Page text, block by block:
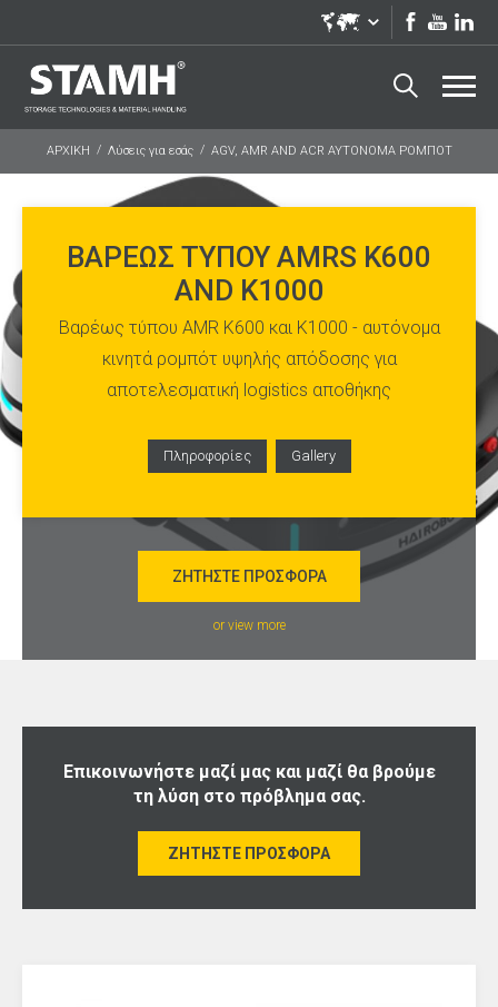
ΑΡΧΙΚΗ Λύσεις για εσάς AGV, AMR AND ACR ΑΥΤΟΝΟΜΑ ΡΟΜΠΟΤ
ΒΑΡΈΩΣ ΤΎΠΟΥ AMRS K600
AND K1000
Βαρέως τύπου AMR K600 και K1000 - αυτόνομα
κινητά ρομπότ υψηλής απόδοσης για
αποτελεσματική logistics αποθήκης
Πληροφορίες Gallery
ΖΗΤΉΣΤΕ ΠΡΟΣΦΟΡΆ
or view more
Επικοινωνήστε μαζί μας και μαζί θα βρούμε
τη λύση στο πρόβλημα σας.
ΖΗΤΉΣΤΕ ΠΡΟΣΦΟΡΆ